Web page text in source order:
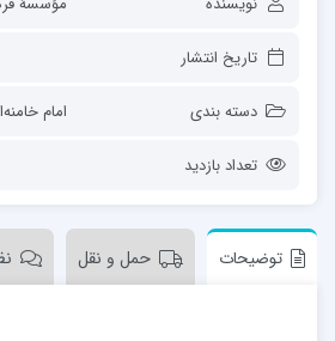
تاریخ انتشار
دسته بندی امام
تعداد بازدید
توضیحات حمل و نقل